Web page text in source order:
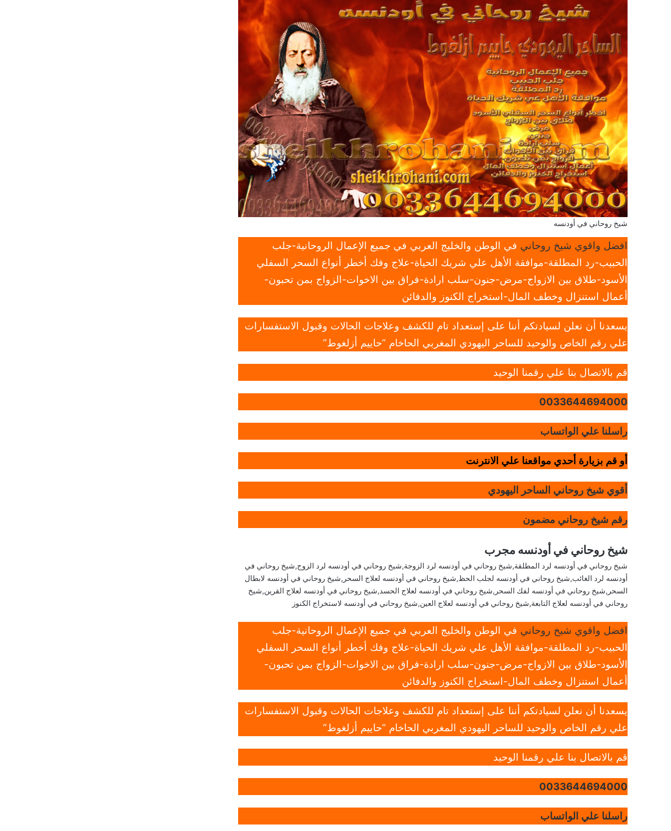
شيخ روحاني في أودنسه
افضل واقوي شيخ روحاني في الوطن والخليج العربي في جميع الإعمال الروحانية-جلب
الحبيب-رد المطلقة-موافقة الأهل علي شريك الحياة-علاج وفك أخطر أنواع السحر السفلي
الأسود-طلاق بين الازواج-مرض-جنون-سلب ارادة-فراق بين الاخوات-الزواج بمن تحبون-
أعمال استنزال وخطف المال-استخراج الكنوز والدفائن
يسعدنا أن نعلن لسيادتكم أننا على إستعداد تام للكشف وعلاجات الحالات وقبول الاستفسارات
علي رقم الخاص والوحيد للساحر اليهودي المغربي الحاخام “حاييم أزلغوط”
قم بالاتصال بنا علي رقمنا الوحيد
0033644694000
راسلنا علي الواتساب
أو قم بزيارة أحدي مواقعنا علي الانترنت
أقوي شيخ روحاني الساحر اليهودي
رقم شيخ روحاني مضمون
شيخ روحاني في أودنسه مجرب
شيخ روحاني في أودنسه لرد المطلقة,شيخ روحاني في أودنسه لرد الزوجة,شيخ روحاني في أودنسه لرد الزوج,شيخ روحاني في
أودنسه لرد الغائب,شيخ روحاني في أودنسه لجلب الحظ,شيخ روحاني في أودنسه لعلاج السحر,شيخ روحاني في أودنسه لابطال
السحر,شيخ روحاني في أودنسه لفك السحر,شيخ روحاني في أودنسه لعلاج الحسد,شيخ روحاني في أودنسه لعلاج القرين,شيخ
روحاني في أودنسه لعلاج التابعة,شيخ روحاني في أودنسه لعلاج العين,شيخ روحاني في أودنسه لاستخراج الكنوز
افضل واقوي شيخ روحاني في الوطن والخليج العربي في جميع الإعمال الروحانية-جلب
الحبيب-رد المطلقة-موافقة الأهل علي شريك الحياة-علاج وفك أخطر أنواع السحر السفلي
الأسود-طلاق بين الازواج-مرض-جنون-سلب ارادة-فراق بين الاخوات-الزواج بمن تحبون-
أعمال استنزال وخطف المال-استخراج الكنوز والدفائن
يسعدنا أن نعلن لسيادتكم أننا على إستعداد تام للكشف وعلاجات الحالات وقبول الاستفسارات
علي رقم الخاص والوحيد للساحر اليهودي المغربي الحاخام “حاييم أزلغوط”
قم بالاتصال بنا علي رقمنا الوحيد
0033644694000
راسلنا علي الواتساب